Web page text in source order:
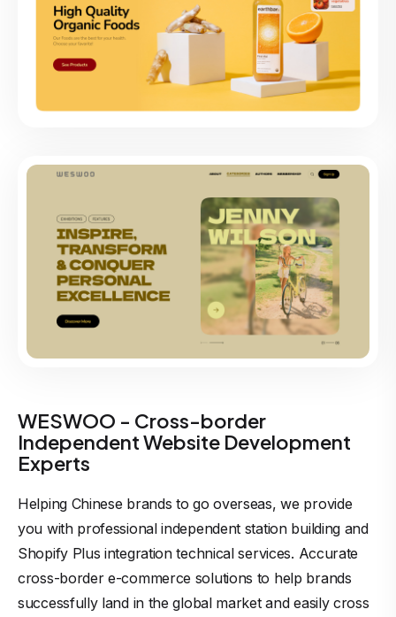
WESWOO - Cross-border
Independent Website Development
Experts
Helping Chinese brands to go overseas, we provide
you with professional independent station building and
Shopify Plus integration technical services. Accurate
cross-border e-commerce solutions to help brands
successfully land in the global market and easily cross